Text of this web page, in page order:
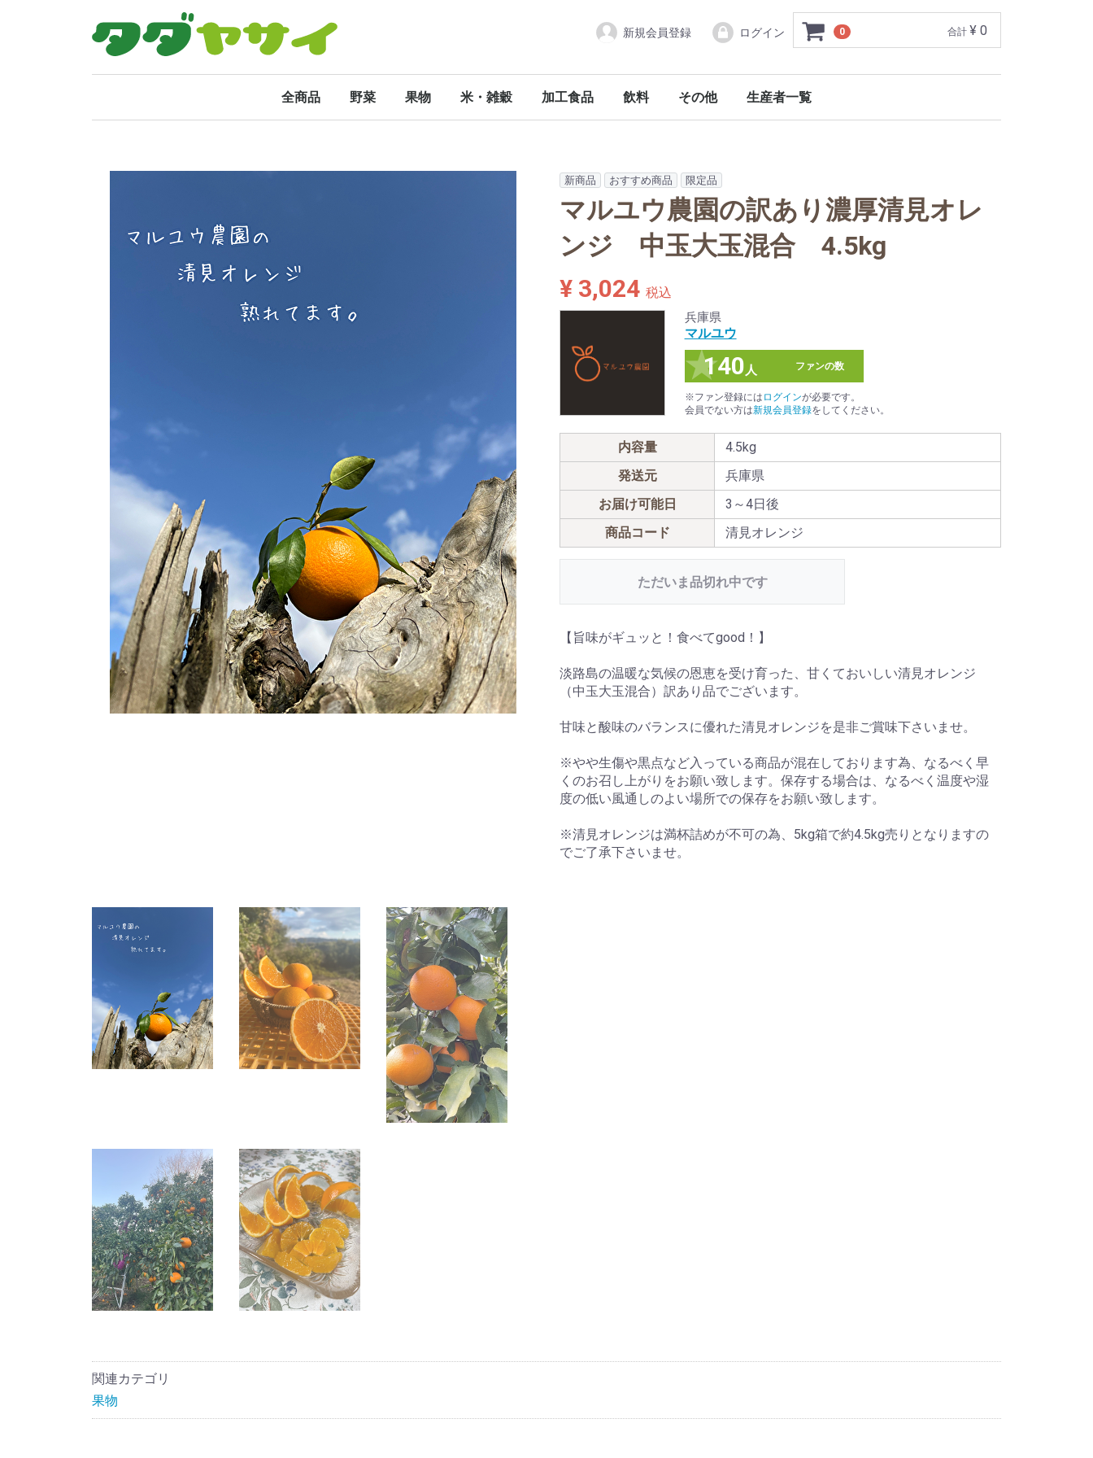
タダヤサイ
0 合計 ¥ 0
新規会員登録 ログイン
全商品 野菜 果物 米・雑穀 加工食品 飲料 その他 生産者一覧
新商品 おすすめ商品 限定品
マルユウ農園の訳あり濃厚清見オレ
ンジ 中玉大玉混合 4.5kg
¥ 3,024 税込
兵庫県
マルユウ
140人 ファンの数
※ファン登録には ログインが必要です。
会員でない方は新規会員登録をしてください。
内容量
4.5kg
発送元
兵庫県
お届け可能日
3～4日後
商品コード
清見オレンジ
ただいま品切れ中です
【旨味がギュッと！食べてgood！】
淡路島の温暖な気候の恩恵を受け育った、甘くておいしい清見オレンジ
（中玉大玉混合）訳あり品でございます。
甘味と酸味のバランスに優れた清見オレンジを是非ご賞味下さいませ。
※やや生傷や黒点など入っている商品が混在しております為、なるべく早
くのお召し上がりをお願い致します。保存する場合は、なるべく温度や湿
度の低い風通しのよい場所での保存をお願い致します。
※清見オレンジは満杯詰めが不可の為、5kg箱で約4.5kg売りとなりますの
でご了承下さいませ。
関連カテゴリ
果物